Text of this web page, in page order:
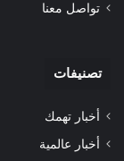
تواصل معنا
تصنيفات
أخبار تهمك
أخبار عالمية